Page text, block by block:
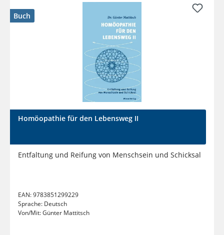
Buch
Homöopathie für den Lebensweg II
Entfaltung und Reifung von Menschsein und Schicksal
EAN:9783851299229
Sprache: Deutsch
Von/Mit:Günter Mattitsch